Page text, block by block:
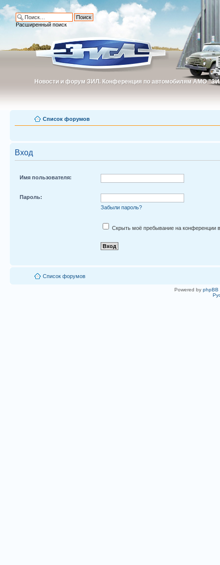
Новости и форум ЗИЛ. Конференция по автомобилям АМО
Новости и форум ЗИЛ. Конференция по автомобилям АМО
Расширенный поиск
Список форумов
Вход
Имя пользователя:
Пароль:
Забыли пароль?
Скрыть моё пребывание на конференции в
Список форумов
Powered by phpBB